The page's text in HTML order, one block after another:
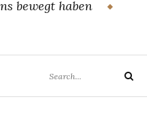
bewegt haben
for:
Search